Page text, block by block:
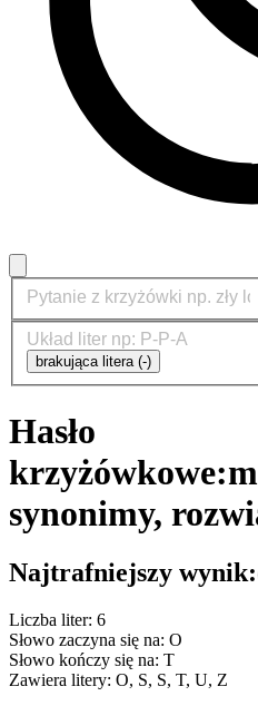
brakująca litera (-)
Hasło
krzyżówkowe:
synonimy,
Najtrafniejszy wynik:
Liczba liter: 6
Słowo zaczyna się na: O
Słowo kończy się na: T
Zawiera litery: O, S, S, T, U, Z